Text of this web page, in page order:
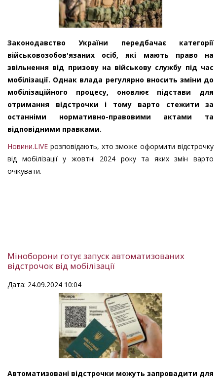
Законодавство України передбачає категорії
військовозобов'язаних осіб, які мають право на
звільнення від призову на військову службу під час
мобілізації. Однак влада регулярно вносить зміни до
мобілізаційного процесу, оновлює підстави для
отримання відстрочки і тому варто стежити за
останніми нормативно-правовими актами та
відповідними правками.
Новини.LIVE розповідають, хто зможе оформити відстрочку
від мобілізації у жовтні 2024 року та яких змін варто
очікувати.
Міноборони готує запуск автоматизованих
відстрочок від мобілізації
Дата: 24.09.2024 10:04
Автоматизовані відстрочки можуть запровадити для